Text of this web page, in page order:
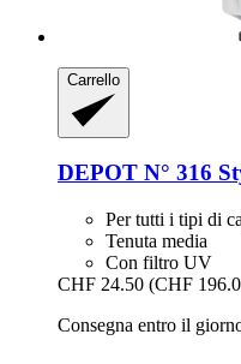
Carrello
DEPOT N° 316
Per tutti i tipi di
Tenuta media
Con filtro UV
CHF 24.50 (CHF
Consegna entro il